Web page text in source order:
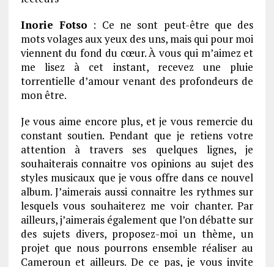
Inorie Fotso : Ce ne sont peut-être que des
mots volages aux yeux des uns, mais qui pour moi
viennent du fond du cœur. À vous qui m’aimez et
me lisez à cet instant, recevez une pluie
torrentielle d’amour venant des profondeurs de
mon être.
Je vous aime encore plus, et je vous remercie du
constant soutien. Pendant que je retiens votre
attention à travers ses quelques lignes, je
souhaiterais connaitre vos opinions au sujet des
styles musicaux que je vous offre dans ce nouvel
album. J’aimerais aussi connaitre les rythmes sur
lesquels vous souhaiterez me voir chanter. Par
ailleurs, j’aimerais également que l’on débatte sur
des sujets divers, proposez-moi un thème, un
projet que nous pourrons ensemble réaliser au
Cameroun et ailleurs. De ce pas, je vous invite